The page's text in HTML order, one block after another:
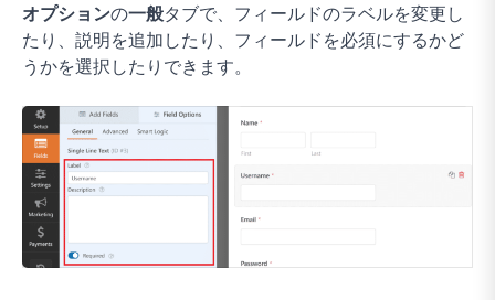
オプションの一般タブで、フィールドのラベルを変更し
たり、説明を追加したり、フィールドを必須にするかど
うかを選択したりできます。